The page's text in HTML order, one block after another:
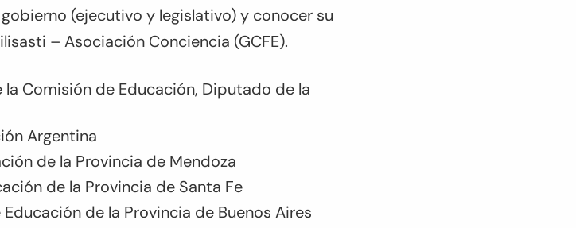
(ejecutivo y legislativo) y conocer su
– Asociación Conciencia (GCFE).
Comisión de Educación, Diputado de la
Argentina
de la Provincia de Mendoza
de la Provincia de Santa Fe
de la Provincia de Buenos Aires